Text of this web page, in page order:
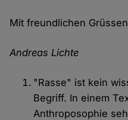
Mit freundlichen Grüssen
Andreas Lichte
"Rasse" ist kein
Begriff. In einem
Anthroposophie